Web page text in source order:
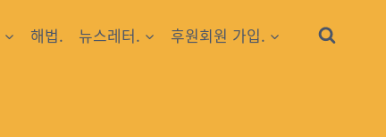
해법. 뉴스레터. 후원회원 가입.